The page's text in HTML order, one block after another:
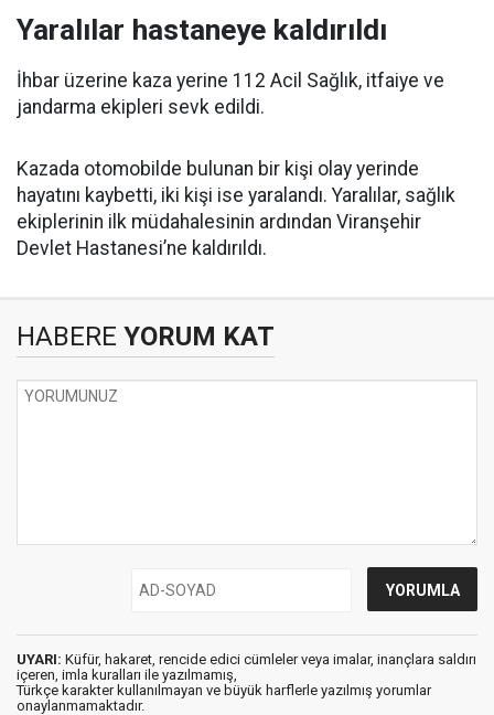
Yaralılar hastaneye kaldırıldı
İhbar üzerine kaza yerine 112 Acil Sağlık, itfaiye ve
jandarma ekipleri sevk edildi.
Kazada otomobilde bulunan bir kişi olay yerinde
hayatını kaybetti, iki kişi ise yaralandı. Yaralılar, sağlık
ekiplerinin ilk müdahalesinin ardından Viranşehir
Devlet Hastanesi’ne kaldırıldı.
HABERE YORUM KAT
UYARI: Küfür, hakaret, rencide edici cümleler veya imalar, inançlara saldırı
içeren, imla kuralları ile yazılmamış,
Türkçe karakter kullanılmayan ve büyük harflerle yazılmış yorumlar
onaylanmamaktadır.